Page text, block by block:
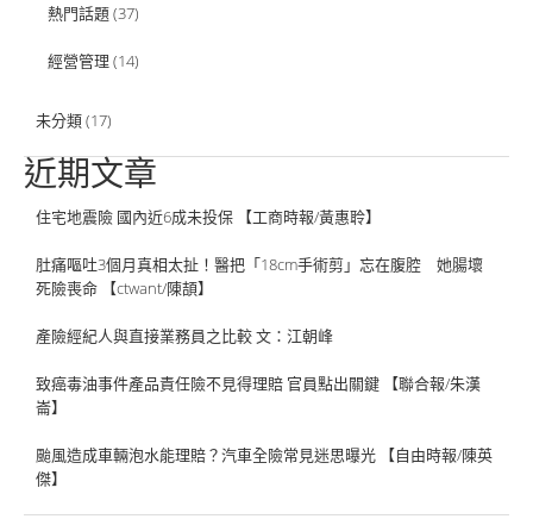
熱門話題(37)
經營管理 (14)
未分類(17)
近期文章
住宅地震險 國內近6成未投保 【工商時報/黃惠聆】
肚痛嘔吐3個月真相太扯！醫把「18cm手術剪」忘在腹腔 她腸壞
死險喪命 【ctwant/陳頡】
產險經紀人與直接業務員之比較 文：江朝峰
致癌毒油事件產品責任險不見得理賠 官員點出關鍵 【聯合報/朱漢
崙】
颱風造成車輛泡水能理賠？汽車全險常見迷思曝光 【自由時報/陳英
傑】